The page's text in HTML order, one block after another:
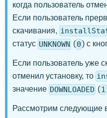
когда пользователь
Если пользователь
скачивания,
статус UNKNOWN (0) с
Если пользователь уже
отменил установку, то
значение DOWNLOADED (1
Рассмотрим следующие